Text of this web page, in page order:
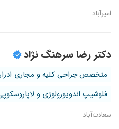
امیرآباد
دکتر رضا سرهنگ نژاد
متخصص جراحی کلیه و مجاری
فلوشیپ اندویورولوژی و
سعادت‌آباد